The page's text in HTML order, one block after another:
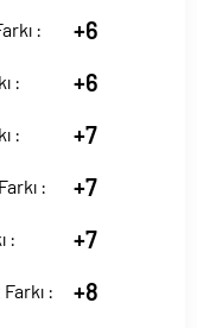
: +6
: +6
: +7
: +7
: +7
: +8